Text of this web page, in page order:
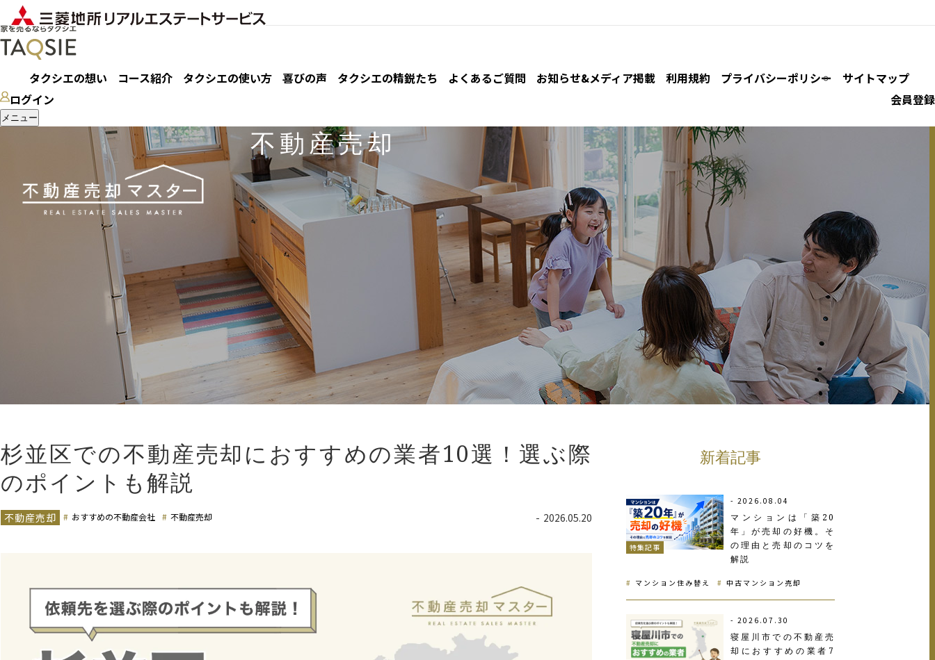
タクシエの想い コース紹介 タクシエの使い方 喜びの声 タクシエの精鋭たち よくあるご質問 お知らせ&メディア掲載 利用規約 プライバシーポリシー
サイトマップ
ログイン
会員登録
メニュー
不動産売却
杉並区での不動産売却におすすめの業者10選！選ぶ際
のポイントも解説
不動産売却 おすすめの不動産会社 不動産売却 2026.05.20
新着記事
特集記事
2026.08.04
マンションは「築20
年」が売却の好機。そ
の理由と売却のコツを
解説
マンション住み替え 中古マンション売却
2026.07.30
寝屋川市での不動産売
却におすすめの業者7